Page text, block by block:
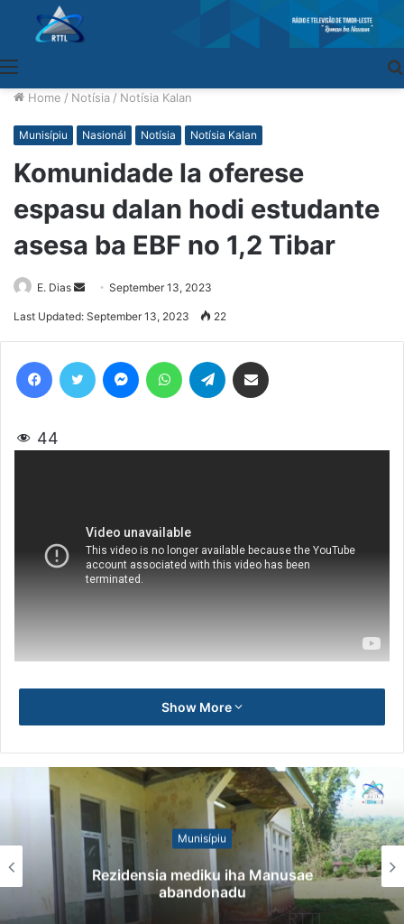
Home / Notísia / Notísia Kalan
Munisípiu Nasionál Notísia Notísia Kalan
Komunidade la oferese
espasu dalan hodi estudante
asesa ba EBF no 1,2 Tibar
E. Dias
Send
an
September 13, 2023
Last Updated: September 13, 2023 22
44
Show More
Munisípiu
Rezidensia mediku iha Manusae
abandonadu